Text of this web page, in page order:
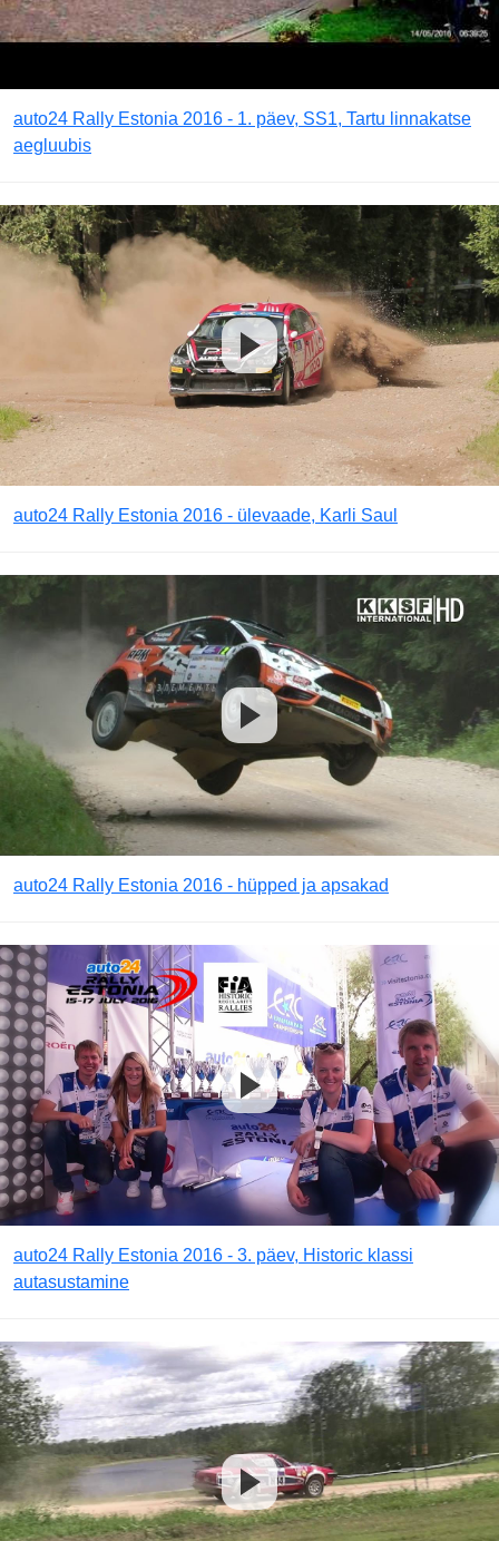
auto24 Rally Estonia 2016 - 1. päev, SS1, Tartu linnakatse
aegluubis
auto24 Rally Estonia 2016 - ülevaade, Karli Saul
auto24 Rally Estonia 2016 - hüpped ja apsakad
auto24 Rally Estonia 2016 - 3. päev, Historic klassi
autasustamine